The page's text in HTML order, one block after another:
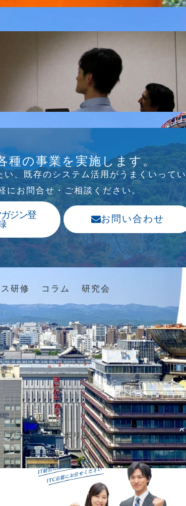
種の事業を実施します。
、既存のシステム活⽤がうまくいってい
お問合せ・ご相談ください。
ジン登
お問い合わせ
研修 コラム 研究会
プライバシーポリシー